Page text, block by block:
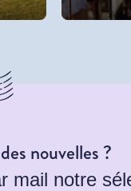
nouvelles ?
mail notre